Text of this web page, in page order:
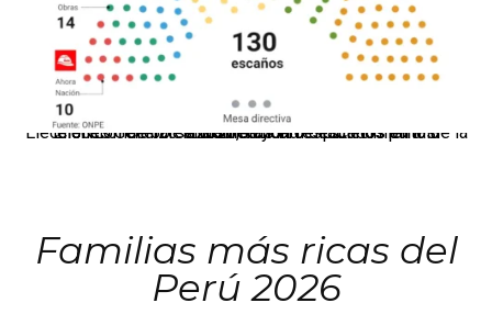
El JNE oficializó la distribución de escaños para la elección de 60 senadores y 130 diputados en las Elecciones Generales 2026, tras el restablecimiento de la Bicameralidad.
Familias más ricas del
Perú 2026